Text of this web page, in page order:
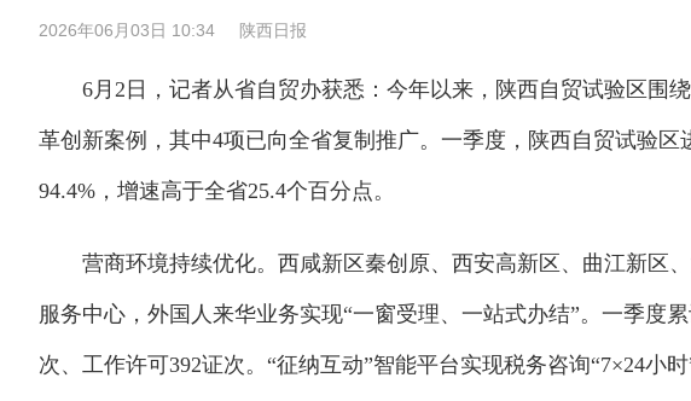
2026年06月03日 10:34 陕西日报
6月2日，记者从省自贸办获悉：今年以来，陕西自贸试验区围绕
革创新案例，其中4项已向全省复制推广。一季度，陕西自贸试验区
94.4%，增速高于全省25.4个百分点。
营商环境持续优化。西咸新区秦创原、西安高新区、曲江新区、
服务中心，外国人来华业务实现“一窗受理、一站式办结”。一季度
次、工作许可392证次。“征纳互动”智能平台实现税务咨询“7×24小